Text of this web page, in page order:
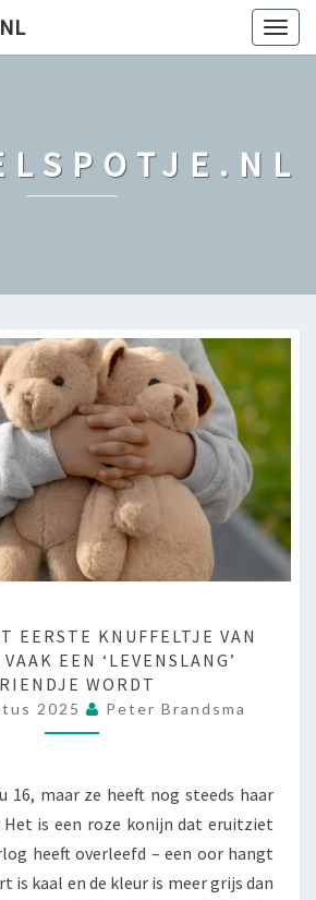
EERSTE KNUFFELTJE VAN
EEN ‘LEVENSLANG’
WORDT
2025 Peter Brandsma
16, maar ze heeft nog steeds haar
is een roze konijn dat eruitziet
heeft overleefd – een oor hangt
is kaal en de kleur is meer grijs dan